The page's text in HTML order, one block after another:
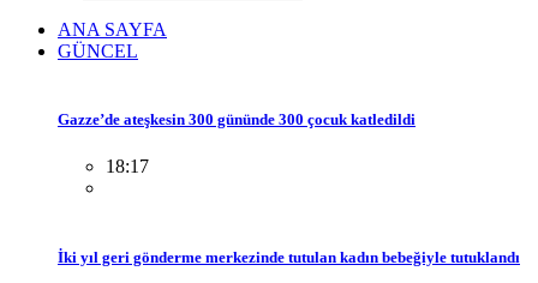
ANA SAYFA
GÜNCEL
Gazze’de ateşkesin 300 gününde 300 çocuk katledildi
18:17
İki yıl geri gönderme merkezinde tutulan kadın bebeğiyle tutuklandı